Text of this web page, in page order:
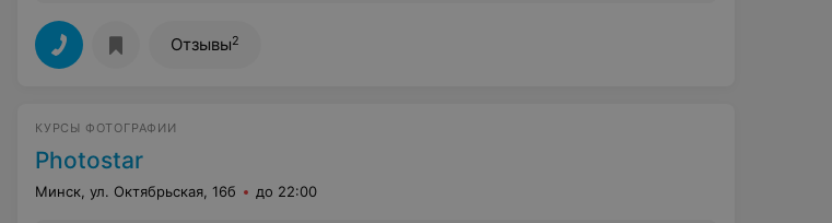
Отзывы2
КУРСЫ ФОТОГРАФИИ
Photostar
Минск, ул. Октябрьская, 16б до 22:00